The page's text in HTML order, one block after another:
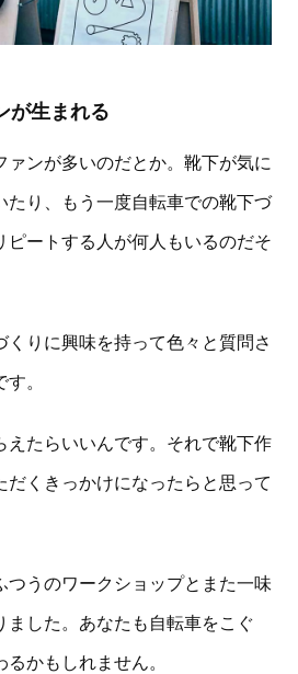
が生まれる
ァンが多いのだとか。靴下が気に
たり、もう一度自転車での靴下づ
ピートする人が何人もいるのだそ
りに興味を持って色々と質問さ
。
えたらいいんです。それで靴下作
だくきっかけになったらと思って
つうのワークショップとまた一味
ました。あなたも自転車をこぐ
かもしれません。